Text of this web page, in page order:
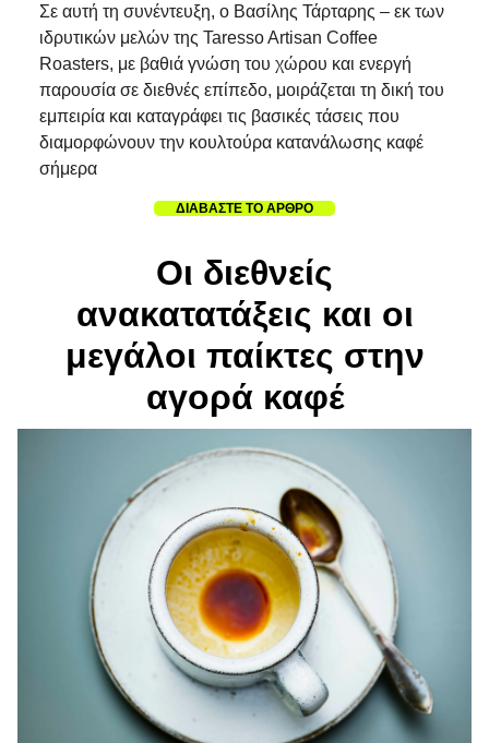
Σε αυτή τη συνέντευξη, ο Βασίλης Τάρταρης – εκ των
ιδρυτικών μελών της Taresso Artisan Coffee
Roasters, με βαθιά γνώση του χώρου και ενεργή
παρουσία σε διεθνές επίπεδο, μοιράζεται τη δική του
εμπειρία και καταγράφει τις βασικές τάσεις που
διαμορφώνουν την κουλτούρα κατανάλωσης καφέ
σήμερα
ΔΙΑΒΑΣΤΕ ΤΟ ΑΡΘΡΟ
Οι διεθνείς
ανακατατάξεις και οι
μεγάλοι παίκτες στην
αγορά καφέ